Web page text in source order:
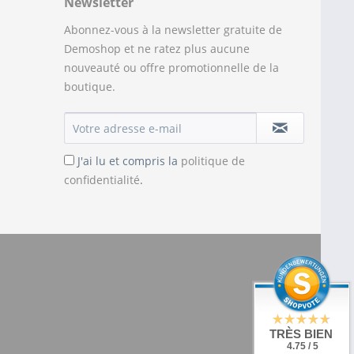
Abonnez-vous à la newsletter gratuite de
Demoshop et ne ratez plus aucune
nouveauté ou offre promotionnelle de la
boutique.
J'ai lu et compris la politique de
confidentialité.
TRÈS BIEN
4.75 / 5